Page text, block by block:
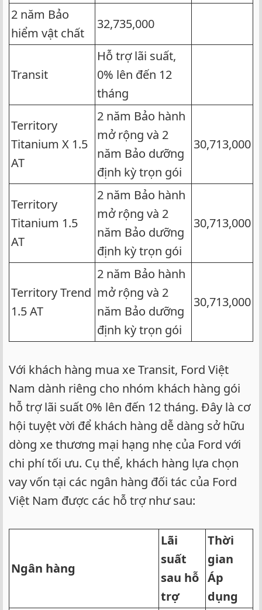
2 năm Bảo
hiểm vật chất
32,735,000
Transit
Hỗ trợ lãi suất,
0% lên đến 12
tháng
Territory
Titanium X 1.5
AT
2 năm Bảo hành
mở rộng và 2
năm Bảo dưỡng
định kỳ trọn gói
30,713,000
Territory
Titanium 1.5
AT
2 năm Bảo hành
mở rộng và 2
năm Bảo dưỡng
định kỳ trọn gói
30,713,000
Territory Trend
1.5 AT
2 năm Bảo hành
mở rộng và 2
năm Bảo dưỡng
định kỳ trọn gói
30,713,000
Với khách hàng mua xe Transit, Ford Việt
Nam dành riêng cho nhóm khách hàng gói
hỗ trợ lãi suất 0% lên đến 12 tháng. Đây là cơ
hội tuyệt vời để khách hàng dễ dàng sở hữu
dòng xe thương mại hạng nhẹ của Ford với
chi phí tối ưu. Cụ thể, khách hàng lựa chọn
vay vốn tại các ngân hàng đối tác của Ford
Việt Nam được các hỗ trợ như sau:
Ngân hàng
Lãi
suất
sau hỗ
trợ
Thời
gian
Áp
dụng